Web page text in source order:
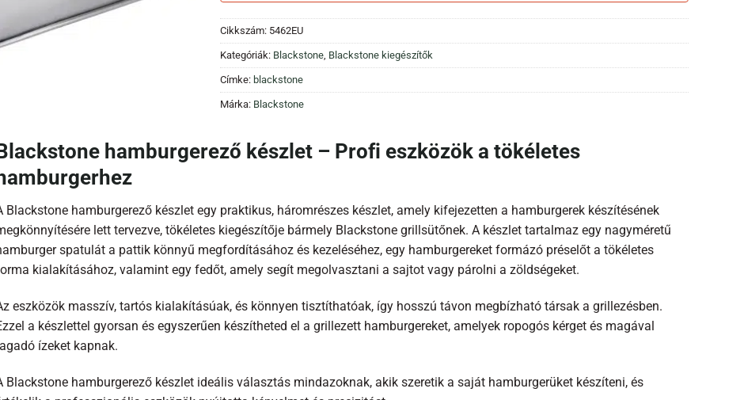
Cikkszám: 5462EU
Kategóriák: Blackstone Blackstone kiegészítők
Címke: blackstone
Márka: Blackstone
hamburgerező készlet – Profi eszközök a tökéletes
hamburgerhez
Blackstone hamburgerező készlet egy praktikus, háromrészes készlet, amely kifejezetten a hamburgerek készítésének
lett tervezve, tökéletes kiegészítője bármely Blackstone grillsütőnek. A készlet tartalmaz egy nagyméretű
spatulát a pattik könnyű megfordításához és kezeléséhez, egy hamburgereket formázó préselőt a tökéletes
kialakításához, valamint egy fedőt, amely segít megolvasztani a sajtot vagy párolni a zöldségeket.
eszközök masszív, tartós kialakításúak, és könnyen tisztíthatóak, így hosszú távon megbízható társak a grillezésben.
a készlettel gyorsan és egyszerűen készítheted el a grillezett hamburgereket, amelyek ropogós kérget és magával
ízeket kapnak.
Blackstone hamburgerező készlet ideális választás mindazoknak, akik szeretik a saját hamburgerüket készíteni, és